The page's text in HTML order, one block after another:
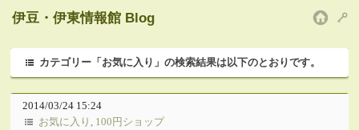
伊豆・伊東情報館 Blog
カテゴリー「お気に入り」の検索結果は以下のとおりです。
2014/03/24 15:24
お気に入り , 100円ショップ